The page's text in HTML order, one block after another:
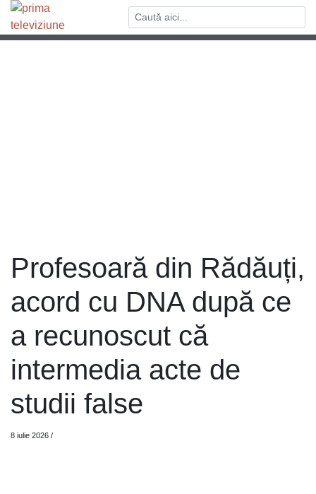
Profesoară din Rădăuți,
acord cu DNA după ce
a recunoscut că
intermedia acte de
studii false
8 iulie 2026 /